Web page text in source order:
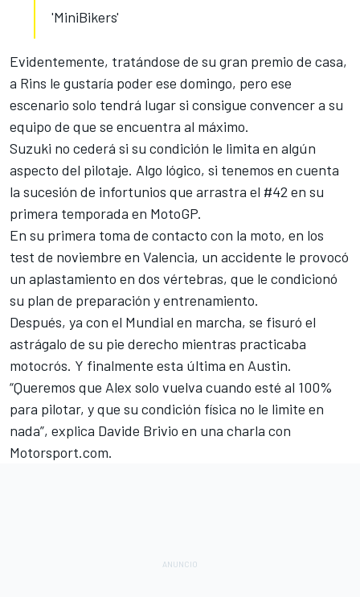
'MiniBikers'
Evidentemente, tratándose de su gran premio de casa,
a Rins le gustaría poder ese domingo, pero ese
escenario solo tendrá lugar si consigue convencer a su
equipo de que se encuentra al máximo.
Suzuki no cederá si su condición le limita en algún
aspecto del pilotaje. Algo lógico, si tenemos en cuenta
la sucesión de infortunios que arrastra el #42 en su
primera temporada en MotoGP.
En su primera toma de contacto con la moto, en los
test de noviembre en Valencia, un accidente le provocó
un aplastamiento en dos vértebras, que le condicionó
su plan de preparación y entrenamiento.
Después, ya con el Mundial en marcha, se fisuró el
astrágalo de su pie derecho mientras practicaba
motocrós. Y finalmente esta última en Austin.
“Queremos que Alex solo vuelva cuando esté al 100%
para pilotar, y que su condición física no le limite en
nada”, explica Davide Brivio en una charla con
Motorsport.com.